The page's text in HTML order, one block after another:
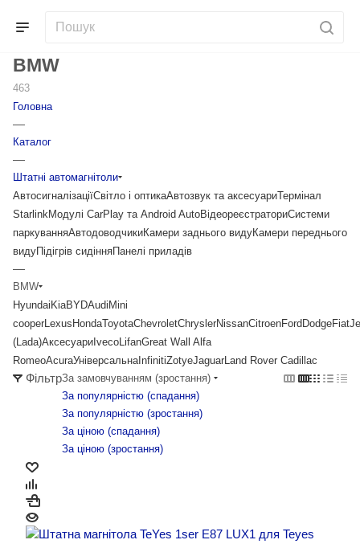
BMW
463
Головна
—
Каталог
—
Штатні автомагнітоли
АвтосигналізаціїСвітло і оптикаАвтозвук та аксесуариТермінал
StarlinkМодулі CarPlay та Android AutoВідеореєстраториСистеми
паркуванняАвтодоводчикиКамери заднього видуКамери переднього
видуПідігрів сидінняПанелі приладів
—
BMW
Hyundai KiaBYDAudi Mini
cooperLexus HondaToyotaChevroletChryslerNissanCitroenFord DodgeFiat
(Lada)Аксесуари IvecoLifanGreat Wall Alfa
RomeoAcuraУніверсальнаInfinitiZotyeJaguarLand Rover Cadillac
ФільтрЗа замовчуванням (зростання)
За популярністю (cпадання)
За популярністю (зростання)
За ціною (cпадання)
За ціною (зростання)